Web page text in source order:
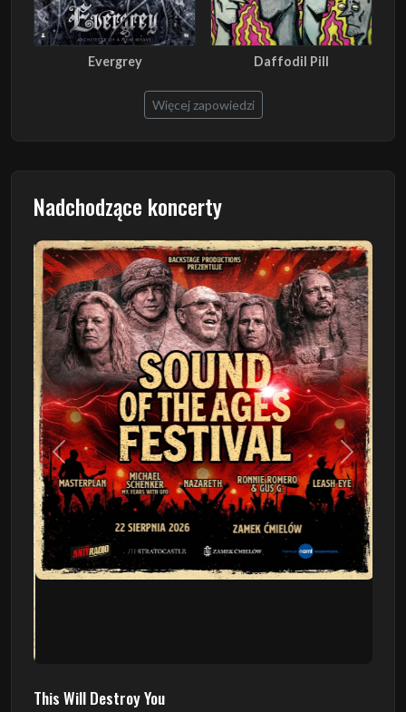
Evergrey Daffodil Pill
Więcej zapowiedzi
Nadchodzące koncerty
Poprzedni Następny
This Will Destroy You
09.08 - Poznań, Klub 2progi
Sound Of The Ages Festival